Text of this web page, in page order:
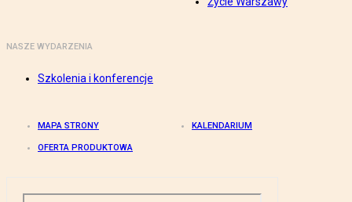
NASZE WYDARZENIA
Szkolenia i konferencje
MAPA STRONY KALENDARIUM
OFERTA PRODUKTOWA